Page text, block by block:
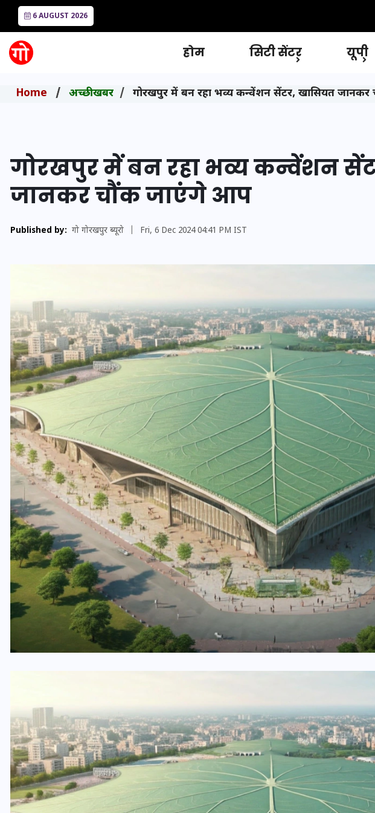
6 AUGUST 2026
होम सिटी सेंटर यूपी
Home अच्छी खबर गोरखपुर में बन रहा भव्य कन्वेंशन सेंटर, खासियत
गोरखपुर में बन रहा भव्य कन्वेंशन
जानकर चौंक जाएंगे आप
Published by: गो गोरखपुर ब्यूरो Fri, 6 Dec 2024 04:41 PM IST
यूपी लेखपाल भर्ती: ओबीसी को
मिली बड़ी राहत, 2158 पदों पर
बंपर वैकेंसी, जनरल कोटे में भारी
कटौती
29 दिसम्बर 2025
वोटर
हुआ
पूरी लिस्ट
भारत में स्टारलिंक की लैंडिंग में
अड़चन: डेटा सिक्योरिटी और
स्पेक्ट्रम की कीमत पर फंसा पेंच,
आया बड़ा अपडेट
भारत में
अड़चन:
स्पेक्ट्रम
आया बड़ा